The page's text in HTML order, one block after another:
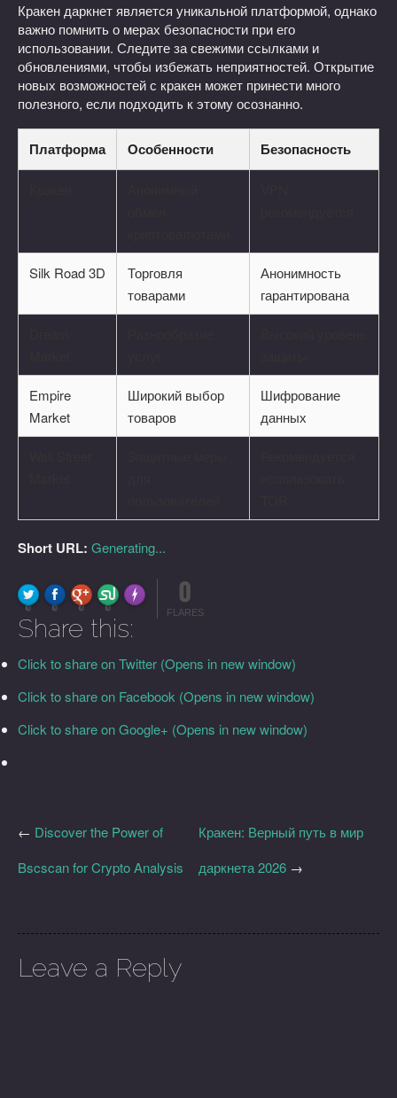
Кракен даркнет является уникальной платформой, однако
важно помнить о мерах безопасности при его
использовании. Следите за свежими ссылками и
обновлениями, чтобы избежать неприятностей. Открытие
новых возможностей с кракен может принести много
полезного, если подходить к этому осознанно.
Платформа Особенности Безопасность
Silk Road 3D
Торговля
товарами
Анонимность
гарантирована
Empire
Market
Широкий выбор
товаров
Шифрование
данных
Short URL: Generating...
0 0 0 0
Made with 0
FLARES
Share this:
Click to share on Twitter (Opens in new window)
Click to share on Facebook (Opens in new window)
Click to share on Google+ (Opens in new window)
Кракен: Верный путь в мир
даркнета 2026 →
← Discover the Power of
Bscscan for Crypto Analysis
Leave a Reply